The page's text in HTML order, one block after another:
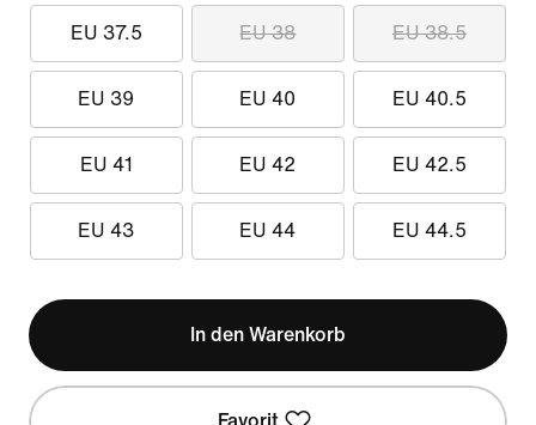
EU 37.5 EU 38 EU 38.5
EU 39 EU 40 EU 40.5
EU 41 EU 42 EU 42.5
EU 43 EU 44 EU 44.5
In den Warenkorb
Favorit